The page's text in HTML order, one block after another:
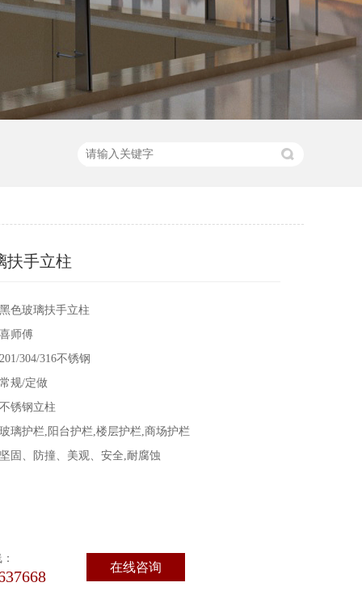
扶手立柱
色玻璃扶手立柱
师傅
304/316不锈钢
规/定做
锈钢立柱
璃护栏,阳台护栏,楼层护栏,商场护栏
固、防撞、美观、安全,耐腐蚀
在线咨询